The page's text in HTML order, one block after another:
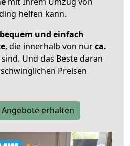
helfen kann.
und einfach
, die innerhalb von nurca.
Und das Beste daran
Preisen
erhalten